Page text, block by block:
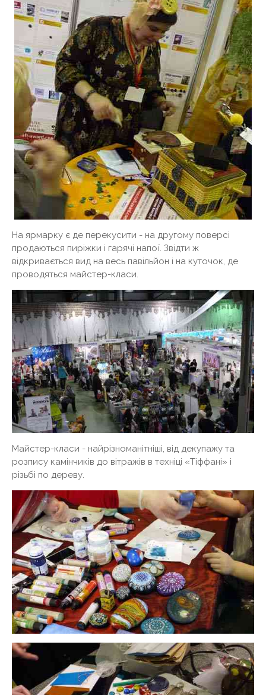
На ярмарку є де перекусити - на другому поверсі
продаються пиріжки і гарячі напої. Звідти ж
відкривається вид на весь павільйон і на куточок, де
проводяться майстер-класи.
Майстер-класи - найрізноманітніші, від декупажу та
розпису камінчиків до вітражів в техніці «Тіффані» і
різьбі по дереву.